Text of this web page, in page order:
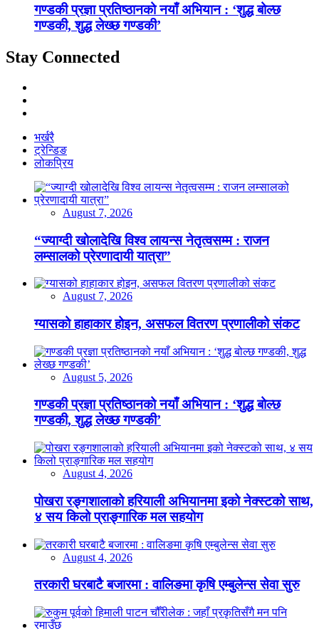
गण्डकी प्रज्ञा प्रतिष्ठानको नयाँ अभियान : ‘शुद्ध बोल्छ
गण्डकी, शुद्ध लेख्छ गण्डकी’
Stay Connected
भर्खरै
ट्रेन्डिङ
लोकप्रिय
August 7, 2026
“ज्याग्दी खोलादेखि विश्व लायन्स नेतृत्वसम्म : राजन
लम्सालको प्रेरणादायी यात्रा”
August 7, 2026
ग्यासको हाहाकार होइन, असफल वितरण प्रणालीको संकट
August 5, 2026
गण्डकी प्रज्ञा प्रतिष्ठानको नयाँ अभियान : ‘शुद्ध बोल्छ
गण्डकी, शुद्ध लेख्छ गण्डकी’
August 4, 2026
पोखरा रङ्गशालाको हरियाली अभियानमा इको नेक्स्टको साथ,
४ सय किलो प्राङ्गारिक मल सहयोग
August 4, 2026
तरकारी घरबाटै बजारमा : वालिङमा कृषि एम्बुलेन्स सेवा सुरु